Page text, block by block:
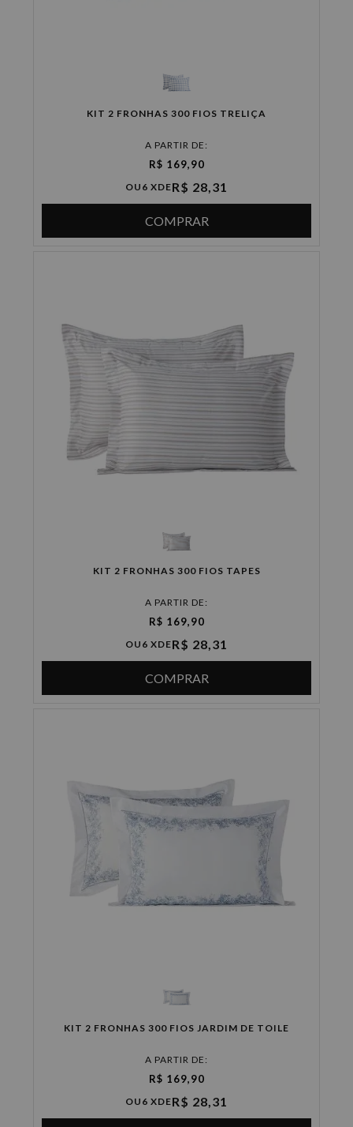
KIT 2 FRONHAS 300 FIOS TRELIÇA
A PARTIR DE:
R$ 169,90
OU 6 XDER$ 28,31
COMPRAR
KIT 2 FRONHAS 300 FIOS TAPES
A PARTIR DE:
R$ 169,90
OU 6 XDER$ 28,31
COMPRAR
KIT 2 FRONHAS 300 FIOS JARDIM DE TOILE
A PARTIR DE:
R$ 169,90
OU 6 XDER$ 28,31